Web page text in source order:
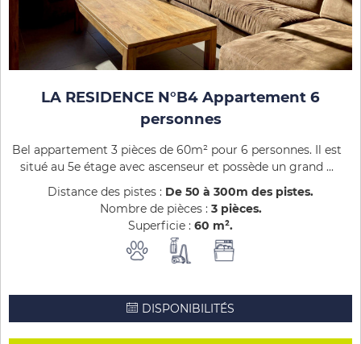
LA RESIDENCE N°B4 Appartement 6
personnes
Bel appartement 3 pièces de 60m² pour 6 personnes. Il est
situé au 5e étage avec ascenseur et possède un grand ...
Distance des pistes : De 50 à 300m des pistes
Nombre de pièces : 3 pièces
Superficie : 60 m²
DISPONIBILITÉS